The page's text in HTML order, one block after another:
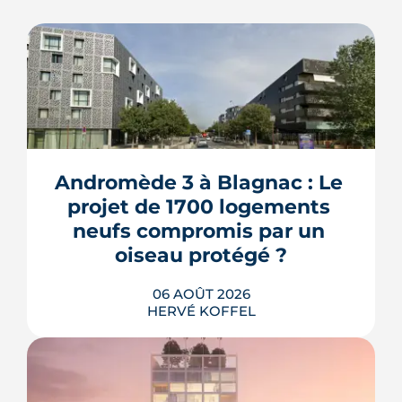
Andromède 3 à Blagnac : Le
projet de 1700 logements
neufs compromis par un
oiseau protégé ?
06 AOÛT 2026
HERVÉ KOFFEL